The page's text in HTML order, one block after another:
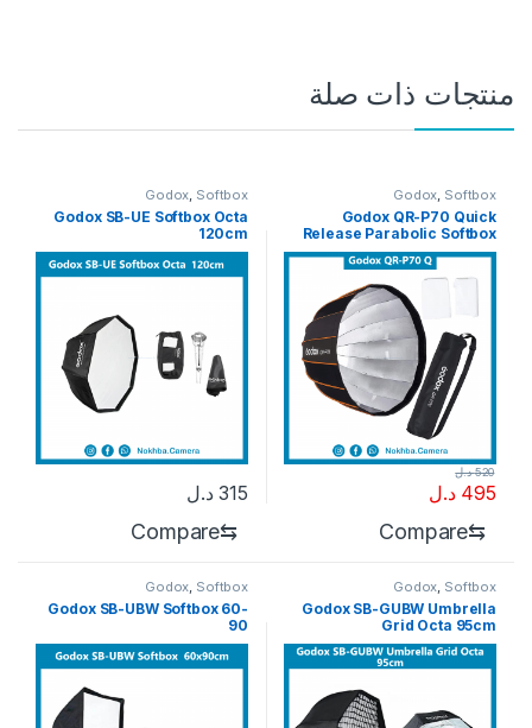
منتجات ذات صلة
Godox, Softbox
Godox QR-P70 Quick
Release Parabolic Softbox
495 د.ل
520 د.ل
⇆
Compare
Godox, Softbox
Godox SB-UE Softbox Octa
120cm
315 د.ل
⇆
Compare
Godox, Softbox
Godox SB-GUBW Umbrella
Grid Octa 95cm
Godox, Softbox
Godox SB-UBW Softbox 60-
90